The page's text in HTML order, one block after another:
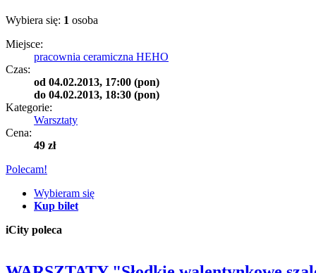
Wybiera się: 1 osoba
Miejsce:
pracownia ceramiczna HEHO
Czas:
od 04.02.2013, 17:00 (pon)
do 04.02.2013, 18:30 (pon)
Kategorie:
Warsztaty
Cena:
49 zł
Polecam!
Wybieram się
Kup bilet
iCity poleca